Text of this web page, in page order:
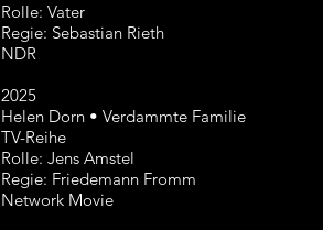
Rolle: Vater
Regie: Sebastian Rieth
NDR
2025
Helen Dorn • Verdammte Familie
TV-Reihe
Rolle: Jens Amstel
Regie: Friedemann Fromm
Network Movie